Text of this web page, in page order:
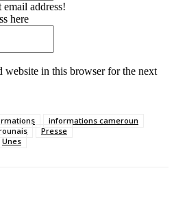
address!
here
website in this browser for the next
informations cameroun
Presse
Unes